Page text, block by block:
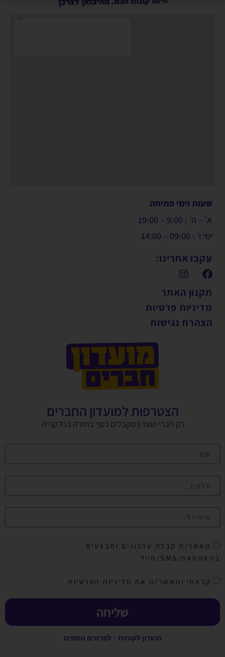
שעות וימי פתיחה
א׳ – ה׳ : 9:00 – 19:00
ימי ו׳ : 09:00 – 14:00
עקבו אחרינו:
תקנון האתר
מדיניות פרטיות
הצהרת נגישות
הצטרפות למועדון החברים
רק חברי מועדון מקבלים כסף בחזרה בכל קנייה
מאשר/ת קבלת עדכונים ומבצעים
בוואטסאפ/SMS/מייל
קראתי ומאשר/ת את מדיניות הפרטיות
שליחה
מועדון לקוחות - לפרטים נוספים